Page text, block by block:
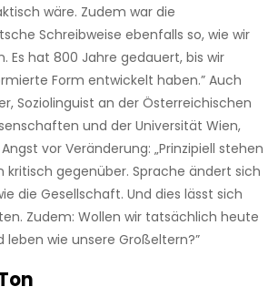
wäre. Zudem war die
Schreibweise ebenfalls so, wie wir
Es hat 800 Jahre gedauert, bis wir
Form entwickelt haben.” Auch
Soziolinguist an der Österreichischen
und der Universität Wien,
vor Veränderung: „Prinzipiell stehen
kritisch gegenüber. Sprache ändert sich
die Gesellschaft. Und dies lässt sich
Zudem: Wollen wir tatsächlich heute
leben wie unsere Großeltern?”